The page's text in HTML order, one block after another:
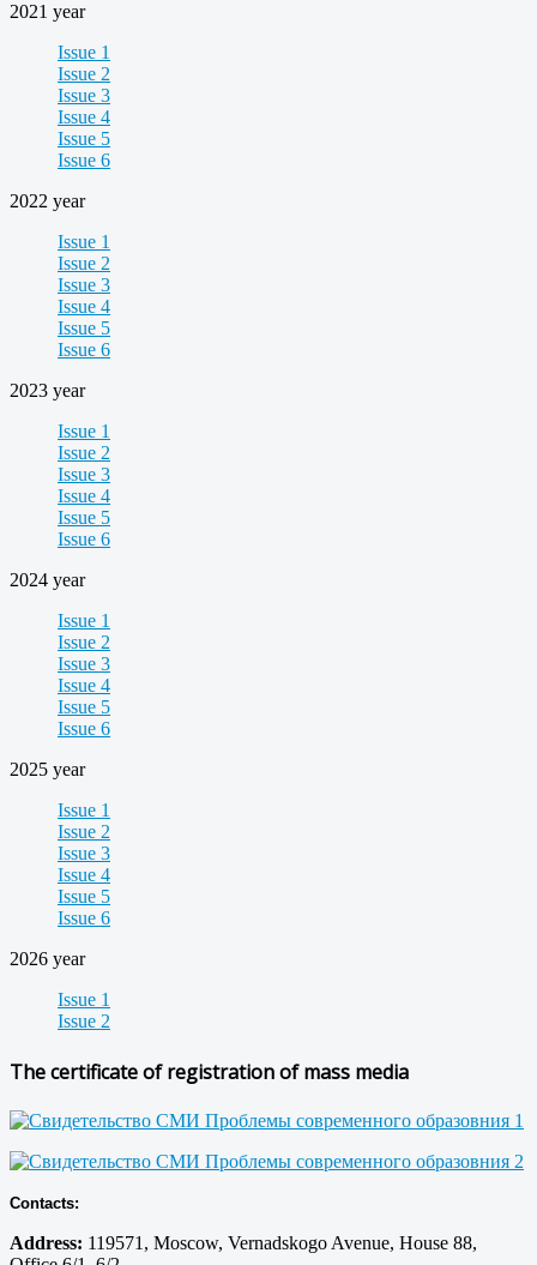
2021 year
Issue 1
Issue 2
Issue 3
Issue 4
Issue 5
Issue 6
2022 year
Issue 1
Issue 2
Issue 3
Issue 4
Issue 5
Issue 6
2023 year
Issue 1
Issue 2
Issue 3
Issue 4
Issue 5
Issue 6
2024 year
Issue 1
Issue 2
Issue 3
Issue 4
Issue 5
Issue 6
2025 year
Issue 1
Issue 2
Issue 3
Issue 4
Issue 5
Issue 6
2026 year
Issue 1
Issue 2
The certificate of registration of mass media
Contacts:
Address: 119571, Moscow, Vernadskogo Avenue, House 88,